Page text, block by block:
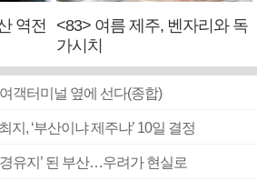
역전
<83> 여름 제주, 벤자리와 독
가시치
객터미널 옆에 선다(종합)
지, ‘부산이냐 제주냐’ 10일 결정
유지’ 된 부산…우려가 현실로